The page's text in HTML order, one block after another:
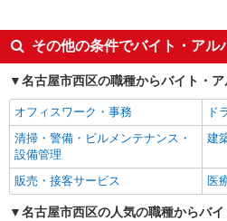
英語が活かせる
ボ
日払い
車
交通費支給
社
社員登用あり
その他の条件でバイト・アル
名古屋市西区の職種からバイト・
オフィスワーク・事務
ド
清掃・警備・ビルメンテナンス・
設備管理
建
販売・接客サービス 医
名古屋市西区の人気の職種からバ